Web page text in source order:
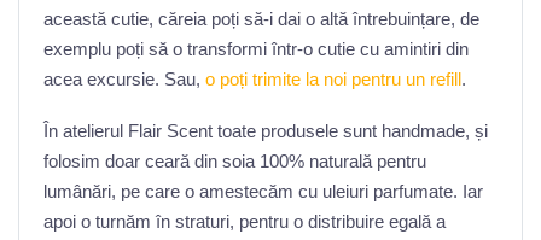
această cutie, căreia poți să-i dai o altă întrebuințare, de
exemplu poți să o transformi într-o cutie cu amintiri din
acea excursie. Sau, o poți trimite la noi pentru un refill.
În atelierul Flair Scent toate produsele sunt handmade, și
folosim doar ceară din soia 100% naturală pentru
lumânări, pe care o amestecăm cu uleiuri parfumate. Iar
apoi o turnăm în straturi, pentru o distribuire egală a